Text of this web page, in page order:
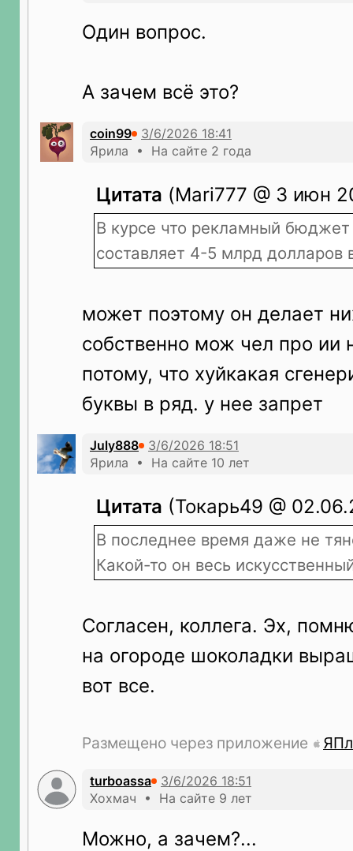
Один вопрос.
А зачем всё это?
coin99
Ярила • На сайте 2 года
Цитата (Mari777 @ 3 июн
В курсе что рекламный
составляет 4-5 млрд долларов
может поэтому он делает
собственно мож чел про ии
потому, что хуйкакая
буквы в ряд. у нее запрет
July888
Ярила • На сайте 10 лет
Цитата (Токарь49 @
В последнее время даже не
Какой-то он весь
Согласен, коллега. Эх,
на огороде шоколадки
вот все.
Размещено через приложение
turboassa
Хохмач • На сайте 9 лет
Можно, а зачем?...